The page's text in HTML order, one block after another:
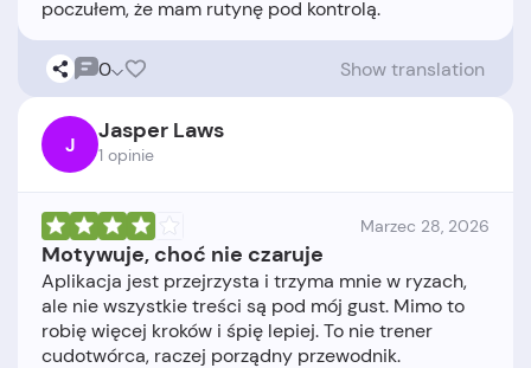
0 Show translation
J Jasper Laws
1 opinie
Marzec 28, 2026
Motywuje, choć nie czaruje
Aplikacja jest przejrzysta i trzyma mnie w ryzach,
ale nie wszystkie treści są pod mój gust. Mimo to
robię więcej kroków i śpię lepiej. To nie trener